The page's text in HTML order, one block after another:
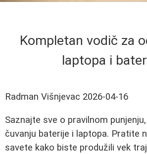
Kompletan vodič za
laptopa i
Radman Višnjevac 2026-04-16
Saznajte sve o pravilnom
čuvanju baterije i laptopa. Pratite
savete kako biste produžili vek